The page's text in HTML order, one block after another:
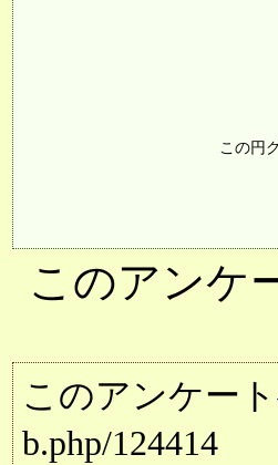
この円
このアンケ
このアンケー
b.php/124414